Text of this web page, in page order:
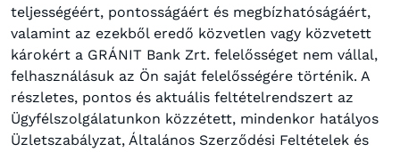
teljességéért, pontosságáért és megbízhatóságáért,
valamint az ezekből eredő közvetlen vagy közvetett
károkért a GRÁNIT Bank Zrt. felelősséget nem vállal,
felhasználásuk az Ön saját felelősségére történik. A
részletes, pontos és aktuális feltételrendszert az
Ügyfélszolgálatunkon közzétett, mindenkor hatályos
Üzletszabályzat, Általános Szerződési Feltételek és